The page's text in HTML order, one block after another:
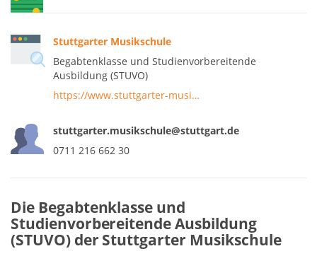
Stuttgarter Musikschule
Begabtenklasse und Studienvorbereitende
Ausbildung (STUVO)
https://www.stuttgarter-musi…
stuttgarter.musikschule@stuttgart.de
0711 216 662 30
Die Begabtenklasse und
Studienvorbereitende Ausbildung
(STUVO) der Stuttgarter Musikschule